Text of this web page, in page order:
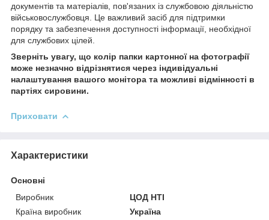
документів та матеріалів, пов'язаних із службовою діяльністю
військовослужбовця. Це важливий засіб для підтримки
порядку та забезпечення доступності інформації, необхідної
для службових цілей.
Зверніть увагу, що колір папки картонної на фотографії
може незначно відрізнятися через індивідуальні
налаштування вашого монітора та можливі відмінності в
партіях сировини.
Приховати
Характеристики
Основні
Виробник
ЦОД НТІ
Країна виробник
Україна